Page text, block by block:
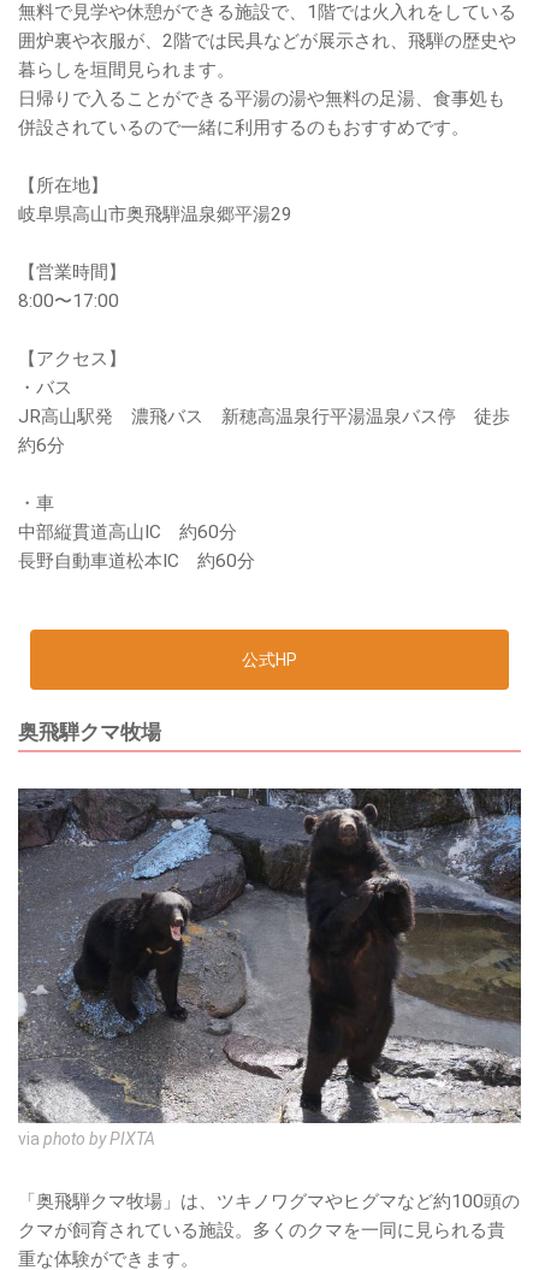
無料で見学や休憩ができる施設で、1階では火入れをしている
囲炉裏や衣服が、2階では民具などが展示され、飛騨の歴史や
暮らしを垣間見られます。
日帰りで入ることができる平湯の湯や無料の足湯、食事処も
併設されているので一緒に利用するのもおすすめです。
【所在地】
岐阜県高山市奥飛騨温泉郷平湯29
【営業時間】
8:00〜17:00
【アクセス】
・バス
JR高山駅発 濃飛バス 新穂高温泉行平湯温泉バス停 徒歩
約6分
・車
中部縦貫道高山IC 約60分
長野自動車道松本IC 約60分
公式HP
奥飛騨クマ牧場
via photo by PIXTA
「奥飛騨クマ牧場」は、ツキノワグマやヒグマなど約100頭の
クマが飼育されている施設。多くのクマを一同に見られる貴
重な体験ができます。